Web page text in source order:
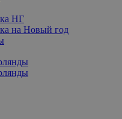
НГ
на Новый год